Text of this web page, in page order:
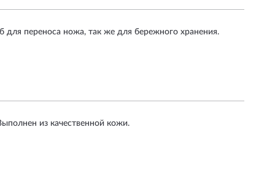
переноса ножа, так же для бережного хранения.
из качественной кожи.